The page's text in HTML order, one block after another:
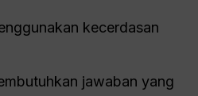
kecerdasan
jawaban yang